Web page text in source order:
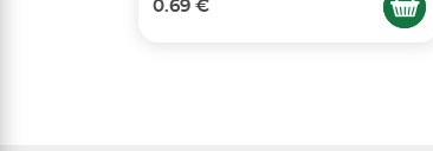
0.69 €